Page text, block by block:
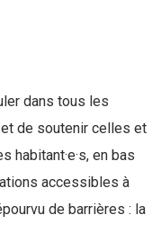
dans tous les
de soutenir celles et
habitant·e·s, en bas
accessibles à
de barrières : la